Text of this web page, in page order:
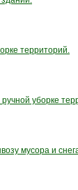
территорий.
уборке
мусора и